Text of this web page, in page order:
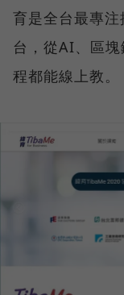
育是全台最專
台，從AI、區
程都能線上教。